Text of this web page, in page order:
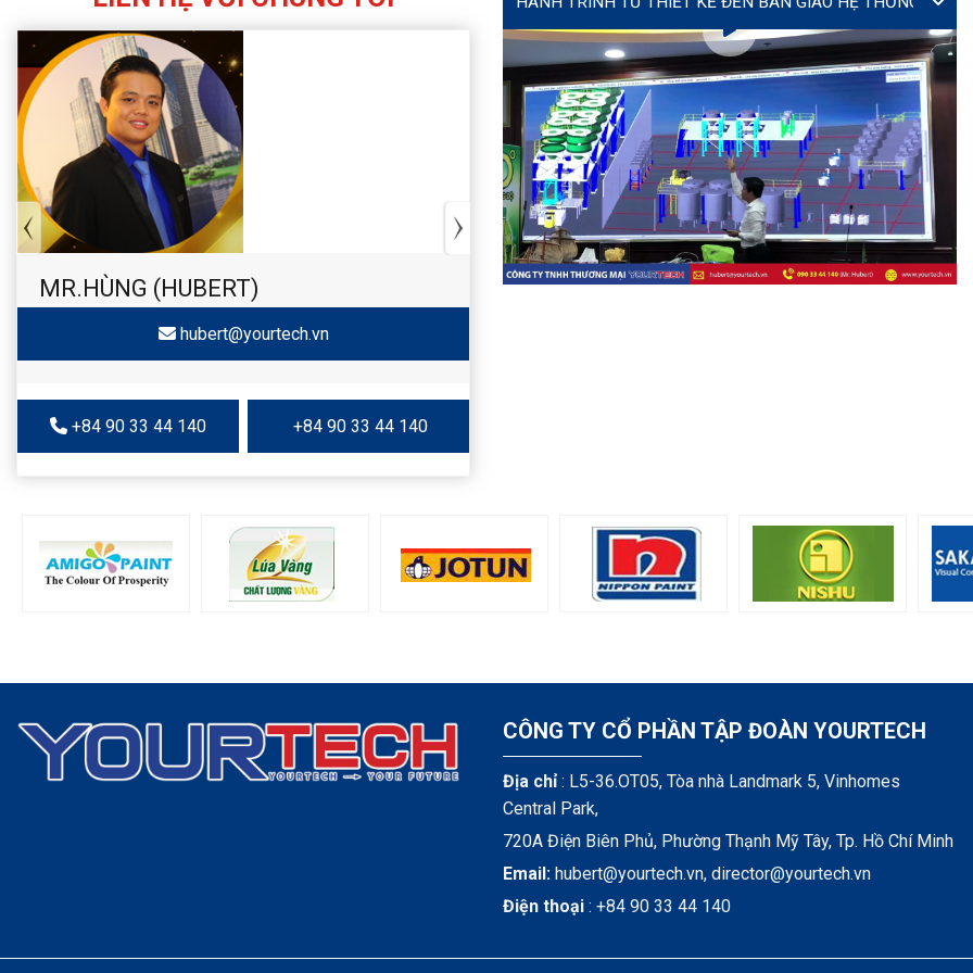
MR.HÙNG (HUBERT)
hubert@yourtech.vn
+84 90 33 44 140 +84 90 33 44 140
MS. TÚ (JENNY)
Coating Expo 2026
CÔNG TY CỔ PHẦN TẬP ĐOÀN YOURTECH
Địa chỉ: L5-36.OT05, Tòa nhà Landmark 5, Vinhomes
Central Park,
720A Điện Biên Phủ, Phường Thạnh Mỹ Tây, Tp. Hồ Chí Minh
Email: hubert@yourtech.vn, director@yourtech.vn
Điện thoại : +84 90 33 44 140